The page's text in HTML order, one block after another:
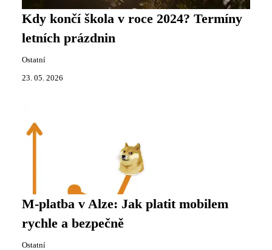
Kdy končí škola v roce 2024? Termíny
letních prázdnin
Ostatní
23. 05. 2026
M-platba v Alze: Jak platit mobilem
rychle a bezpečně
Ostatní